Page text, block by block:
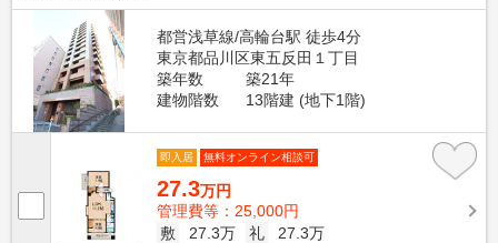
都営浅草線/高輪台駅 徒歩4分
東京都品川区東五反田１丁目
築年数
築21年
建物階数
13階建 (地下1階)
即入居 無料オンライン相談可
27.3万円
管理費等：25,000円
敷
27.3万 礼
27.3万